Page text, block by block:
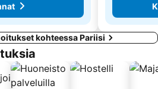
kohteessa Pariisi